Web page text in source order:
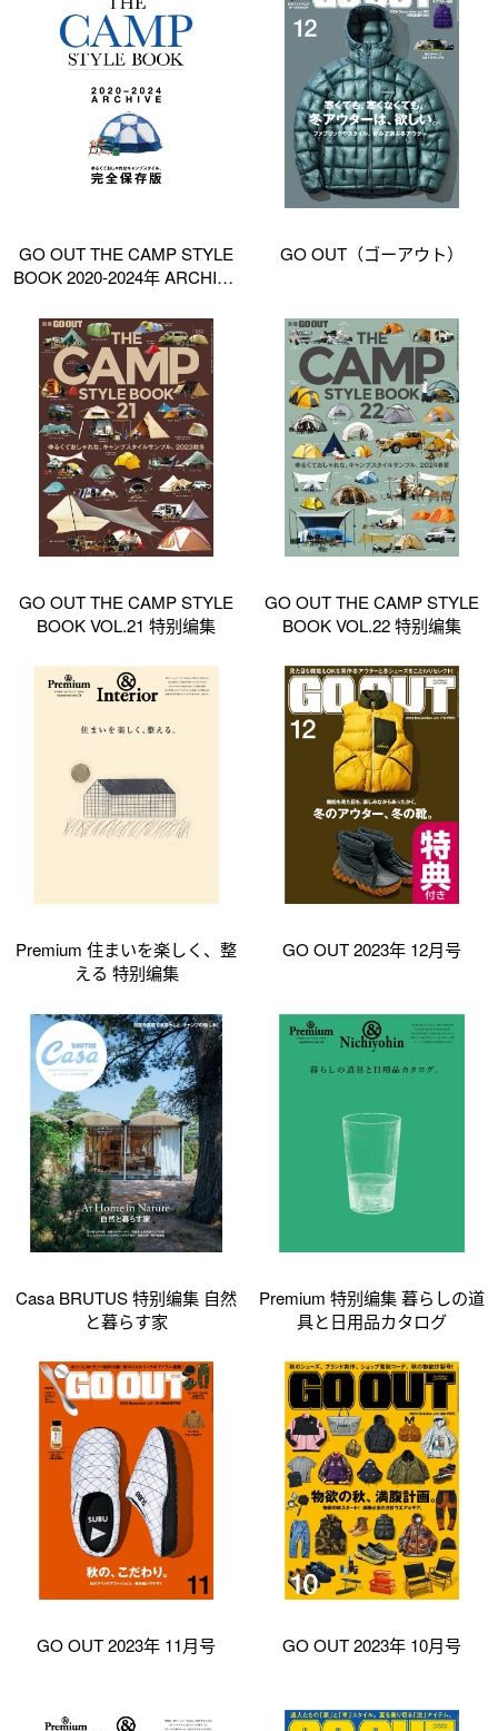
GO OUT THE CAMP STYLE
BOOK 2020-2024年 ARCHIVE
GO OUT（ゴーアウト）
GO OUT THE CAMP STYLE
BOOK VOL.21 特别编集
GO OUT THE CAMP STYLE
BOOK VOL.22 特别编集
Premium 住まいを楽しく、整
える 特别编集
GO OUT 2023年 12月号
Casa BRUTUS 特别编集 自然
と暮らす家
Premium 特别编集 暮らしの道
具と日用品カタログ
GO OUT 2023年 11月号 GO OUT 2023年 10月号